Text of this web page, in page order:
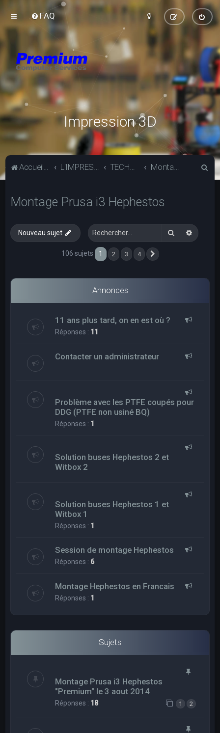
FAQ
Impression 3D
Accueil du forum L'IMPRESSION 3D TECHNIQUE Montage Prusa i3 Hephestos
Montage Prusa i3 Hephestos
Nouveau sujet Rechercher
106 sujets 1 2 3 4
Annonces
11 ans plus tard, on en est où ?
Réponses : 11
Contacter un administrateur
Problème avec les PTFE coupés pour
DDG (PTFE non usiné BQ)
Réponses : 1
Solution buses Hephestos 2 et
Witbox 2
Solution buses Hephestos 1 et
Witbox 1
Réponses : 1
Session de montage Hephestos
Réponses : 6
Montage Hephestos en Francais
Réponses : 1
Sujets
Montage Prusa i3 Hephestos
"Premium" le 3 aout 2014
Réponses : 18 1 2